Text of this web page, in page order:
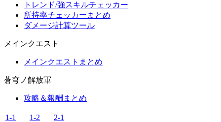
トレンド/強スキルチェッカー
所持率チェッカーまとめ
ダメージ計算ツール
メインクエスト
メインクエストまとめ
蒼穹ノ解放軍
攻略＆報酬まとめ
1-1 1-2
2-1